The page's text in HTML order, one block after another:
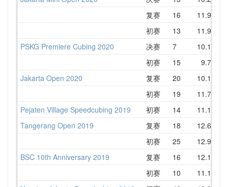
复赛
16 11.90
初赛
13 11.91
PSKG Premiere Cubing 2020
决赛 7 10.17
初赛
15 9.76
Jakarta Open 2020
复赛 20 10.10
初赛
19 11.70
Pejaten Village Speedcubing 2019
初赛 14 11.15
Tangerang Open 2019
复赛 18 12.64
初赛
25 12.99
BSC 10th Anniversary 2019
复赛 16 12.17
初赛
10 11.17